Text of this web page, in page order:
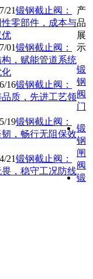
21锻钢截止阀：
零部件，成本与
优
01锻钢截止阀：
构，赋能管道系统
化
16锻钢截止阀：
质，先进工艺领
19锻钢截止阀：
，畅行无阻保效
21锻钢截止阀：
，稳守工况防线
产
品
展
示
锻
钢
阀
门
锻
钢
闸
阀
锻